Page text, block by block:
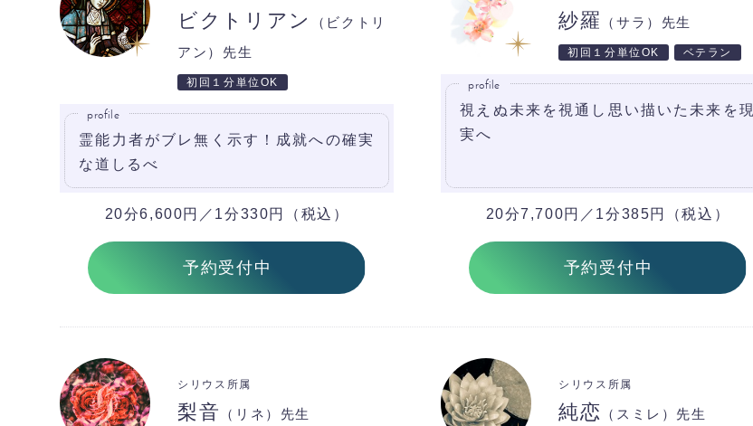
ビクトリアン
（ビクトリ
アン）先生
初回１分単位OK
profile
霊能力者がブレ無く示す！成就への確実
な道しるべ
20分6,600円／1分330円（税込）
予約受付中
紗羅 （サラ）先生
初回１分単位OK ベテラン
profile
視えぬ未来を視通し思い描いた未来を現
実へ
20分7,700円／1分385円（税込）
予約受付中
梨音 （リネ）先生
シリウス所属
純恋 （スミレ）先生
シリウス所属